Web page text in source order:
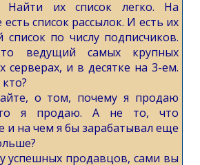
Найти их список легко. На
список рассылок. И есть их
по числу подписчиков.
ведущий самых крупных
серверах, и в десятке на 3-ем.
о том, почему я продаю
я продаю. А не то, что
и на чем я бы зарабатывал еще
успешных продавцов, сами вы